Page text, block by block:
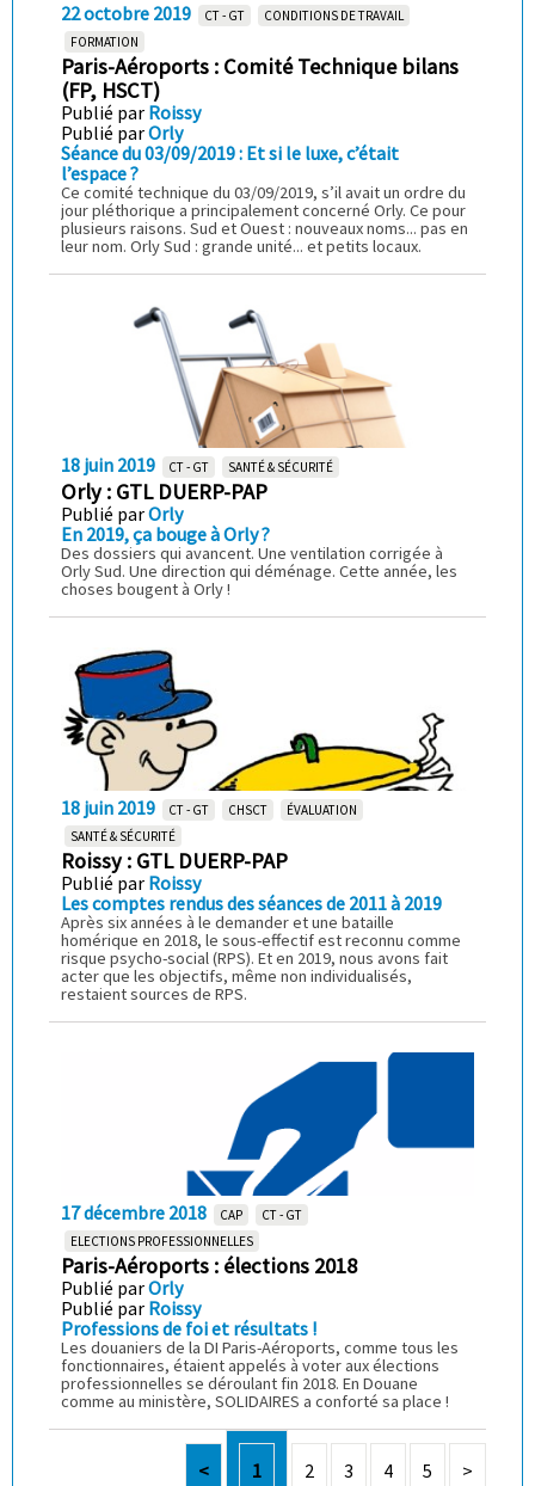
22 octobre 2019 CT - GT
CONDITIONS DE TRAVAIL
FORMATION
Paris-Aéroports : Comité Technique bilans
(FP, HSCT)
Publié par Roissy
Publié parOrly
Séance du 03/09/2019 : Et si le luxe, c’était
l’espace ?
Ce comité technique du 03/09/2019, s’il avait un ordre du
jour pléthorique a principalement concerné Orly. Ce pour
plusieurs raisons. Sud et Ouest : nouveaux noms... pas en
leur nom. Orly Sud : grande unité... et petits locaux.
18 juin 2019 CT - GT SANTÉ & SÉCURITÉ
Orly : GTL DUERP-PAP
Publié parOrly
En 2019, ça bouge à Orly ?
Des dossiers qui avancent. Une ventilation corrigée à
Orly Sud. Une direction qui déménage. Cette année, les
choses bougent à Orly !
18 juin 2019 CT - GT CHSCT
ÉVALUATION
SANTÉ & SÉCURITÉ
Roissy : GTL DUERP-PAP
Publié par Roissy
Les comptes rendus des séances de 2011 à 2019
Après six années à le demander et une bataille
homérique en 2018, le sous-effectif est reconnu comme
risque psycho-social (RPS). Et en 2019, nous avons fait
acter que les objectifs, même non individualisés,
restaient sources de RPS.
17 décembre 2018 CAP
CT - GT
ELECTIONS PROFESSIONNELLES
Paris-Aéroports : élections 2018
Publié parOrly
Publié par Roissy
Professions de foi et résultats !
Les douaniers de la DI Paris-Aéroports, comme tous les
fonctionnaires, étaient appelés à voter aux élections
professionnelles se déroulant fin 2018. En Douane
comme au ministère, SOLIDAIRES a conforté sa place !
< 1 2 3 4 5 >